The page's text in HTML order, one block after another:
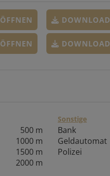
ÖFFNEN DOWNLOAD
ÖFFNEN DOWNLOAD
500 m
1000 m
1500 m
2000 m
Sonstige
Bank
Geldautomat
Polizei